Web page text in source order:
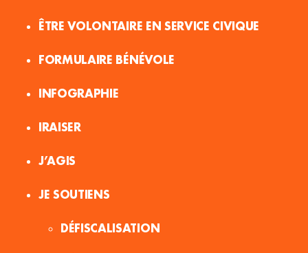
ÊTRE VOLONTAIRE EN SERVICE CIVIQUE
FORMULAIRE BÉNÉVOLE
INFOGRAPHIE
IRAISER
J’AGIS
JE SOUTIENS
DÉFISCALISATION